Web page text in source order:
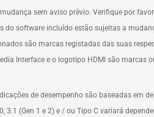
sem aviso prévio. Verifique por
do software incluído estão sujeitas a
são marcas registadas das suas
Interface e o logotipo HDMI são
de desempenho são baseadas em
3.1 (Gen 1 e 2) e / ou Tipo C variará